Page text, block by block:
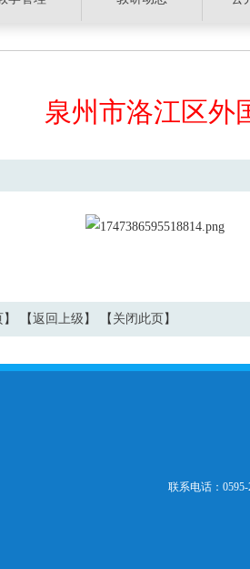
泉州市洛江区外
】 【返回上级 】 【 关闭此页 】
联系电话：0595-